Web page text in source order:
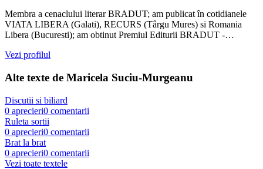
Membra a cenaclului literar BRADUT; am publicat în cotidianele
VIATA LIBERA (Galati), RECURS (Târgu Mures) si Romania
Libera (Bucuresti); am obtinut Premiul Editurii BRADUT -…
Vezi profilul
Alte texte de Maricela Suciu-Murgeanu
Discutii si biliard
0 aprecieri0 comentarii
Ruleta sortii
0 aprecieri0 comentarii
Brat la brat
0 aprecieri0 comentarii
Vezi toate textele